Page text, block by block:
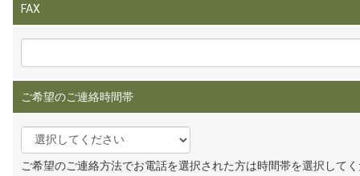
FAX
ご希望のご連絡時間帯
ご希望のご連絡方法でお電話を選択された方は時間帯を選択して